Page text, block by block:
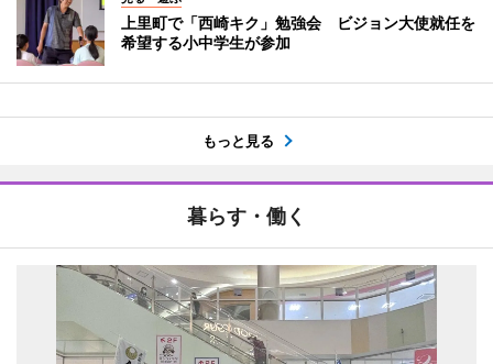
上里町で「西崎キク」勉強会 ビジョン大使就任を
希望する小中学生が参加
もっと見る
暮らす・働く